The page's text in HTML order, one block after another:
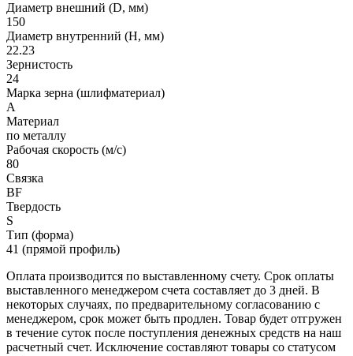
Диаметр внешний (D, мм)
150
Диаметр внутренний (H, мм)
22.23
Зернистость
24
Марка зерна (шлифматериал)
A
Материал
по металлу
Рабочая скорость (м/с)
80
Связка
BF
Твердость
S
Тип (форма)
41 (прямой профиль)
Оплата производится по выставленному счету. Срок оплаты
выставленного менеджером счета составляет до 3 дней. В
некоторых случаях, по предварительному согласованию с
менеджером, срок может быть продлен. Товар будет отгружен
в течение суток после поступления денежных средств на наш
расчетный счет. Исключение составляют товары со статусом